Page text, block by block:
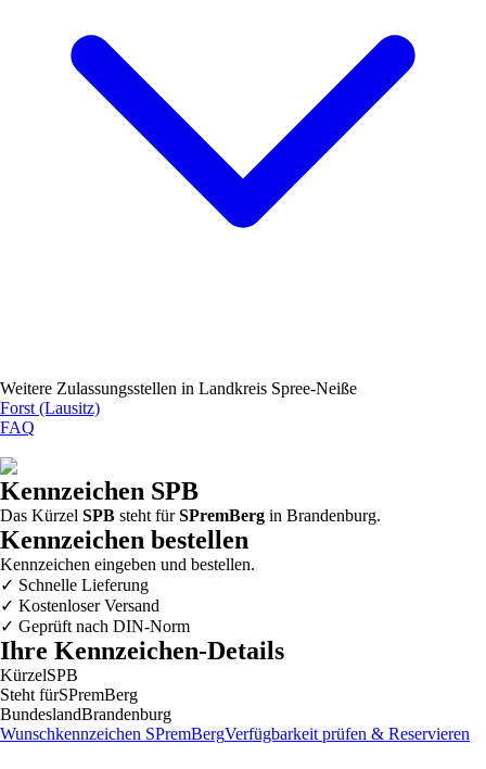
Weitere Zulassungsstellen in Landkreis Spree-Neiße
Forst (Lausitz)
FAQ
Kennzeichen SPB
Das Kürzel SPB steht fürSPremBerg in Brandenburg.
Kennzeichen bestellen
Kennzeichen eingeben und bestellen.
✓ Schnelle Lieferung
✓ Kostenloser Versand
✓ Geprüft nach DIN-Norm
Ihre Kennzeichen-Details
KürzelSPB
Steht fürSPremBerg
BundeslandBrandenburg
Wunschkennzeichen SPremBergVerfügbarkeit prüfen & Reservieren